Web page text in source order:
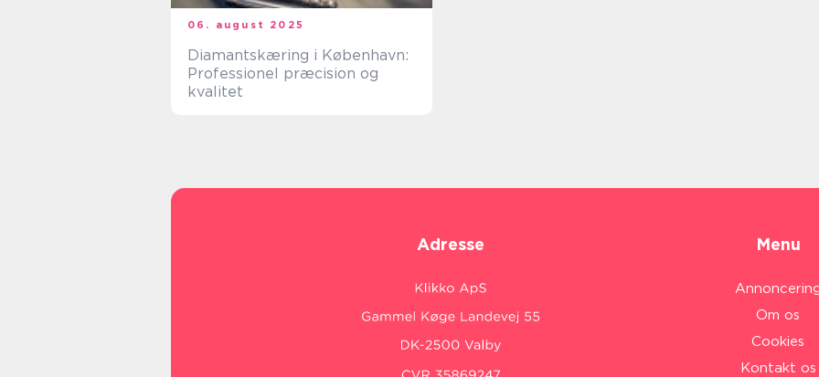
06. august 2025
Diamantskæring i København:
Professionel præcision og
kvalitet
Adresse Menu
Om os
Cookies
Kontakt os